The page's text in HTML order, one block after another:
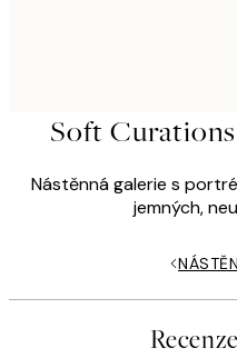
Soft
Nástěnná galerie s
jemných,